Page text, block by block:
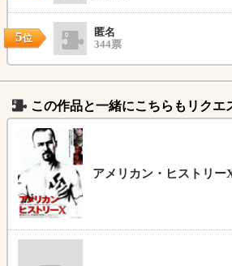
5位
匿名
344票
この作品と一緒にこちらもリクエ
アメリカン・ヒストリー